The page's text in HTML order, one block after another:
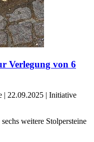
Verlegung von 6
| 22.09.2025 | Initiative
weitere Stolpersteine